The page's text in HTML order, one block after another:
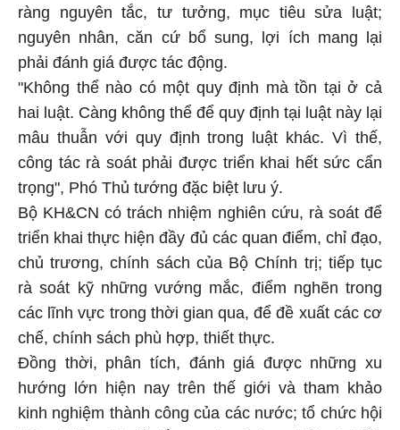
ràng nguyên tắc, tư tưởng, mục tiêu sửa luật;
nguyên nhân, căn cứ bổ sung, lợi ích mang lại
phải đánh giá được tác động.
"Không thể nào có một quy định mà tồn tại ở cả
hai luật. Càng không thể để quy định tại luật này lại
mâu thuẫn với quy định trong luật khác. Vì thế,
công tác rà soát phải được triển khai hết sức cẩn
trọng", Phó Thủ tướng đặc biệt lưu ý.
Bộ KH&CN có trách nhiệm nghiên cứu, rà soát để
triển khai thực hiện đầy đủ các quan điểm, chỉ đạo,
chủ trương, chính sách của Bộ Chính trị; tiếp tục
rà soát kỹ những vướng mắc, điểm nghẽn trong
các lĩnh vực trong thời gian qua, để đề xuất các cơ
chế, chính sách phù hợp, thiết thực.
Đồng thời, phân tích, đánh giá được những xu
hướng lớn hiện nay trên thế giới và tham khảo
kinh nghiệm thành công của các nước; tổ chức hội